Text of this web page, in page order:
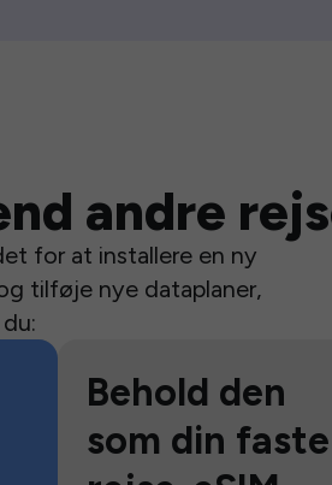
andre
for at installere en ny
tilføje nye dataplaner,
Behold den
som din faste